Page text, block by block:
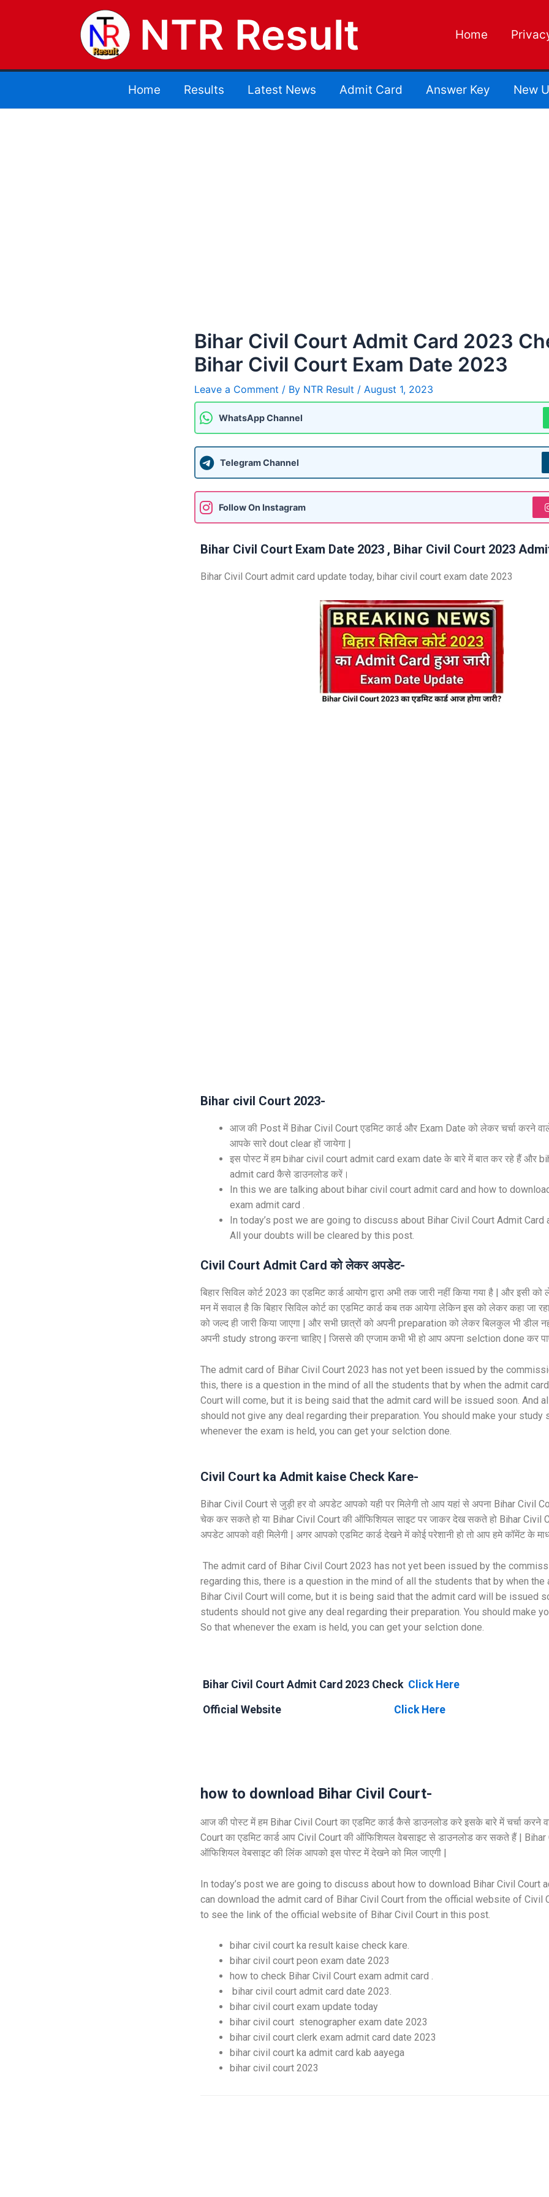
NTR Result Home
Home Results Latest News Admit Card Answer Key New
Bihar Civil Court Admit Card 2023
Bihar Civil Court Exam Date 2023
Leave a Comment / By NTR Result / August 1, 2023
WhatsApp Channel
Telegram Channel
Follow On Instagram
Bihar Civil Court Exam Date 2023 , Bihar Civil Court 2023
Bihar Civil Court admit card update today, bihar civil court exam date 2023
Bihar civil Court 2023-
आज की Post में Bihar Civil Court एडमिट कार्ड और Exam Date को लेकर चर्चा करने वाले
आपके सारे dout clear हों जायेगा |
इस पोस्ट में हम bihar civil court admit card exam date के बारे में बात कर रहे हैं और
admit card कैसे डाउनलोड करें।
In this we are talking about bihar civil court admit card and how to
exam admit card .
In today’s post we are going to discuss about Bihar Civil Court Admit Card
All your doubts will be cleared by this post.
Civil Court Admit Card को लेकर अपडेट-
बिहार सिविल कोर्ट 2023 का एडमिट कार्ड आयोग द्वारा अभी तक जारी नहीं किया गया है | और इसी
मन में सवाल है कि बिहार सिविल कोर्ट का एडमिट कार्ड कब तक आयेगा लेकिन इस को लेकर कहा जा
को जल्द ही जारी किया जाएगा | और सभी छात्रों को अपनी preparation को लेकर बिलकुल भी डील
अपनी study strong करना चाहिए | जिससे की एग्जाम कभी भी हो आप अपना selction done कर
The admit card of Bihar Civil Court 2023 has not yet been issued by the
this, there is a question in the mind of all the students that by when the admit
Court will come, but it is being said that the admit card will be issued soon. And
should not give any deal regarding their preparation. You should make your study
whenever the exam is held, you can get your selction done.
Civil Court ka Admit kaise Check Kare-
Bihar Civil Court से जुड़ी हर वो अपडेट आपको यही पर मिलेगी तो आप यहां से अपना Bihar Civil
चेक कर सकते हो या Bihar Civil Court की ऑफिशियल साइट पर जाकर देख सकते हो Bihar Civil
अपडेट आपको वही मिलेगी | अगर आपको एडमिट कार्ड देखने में कोई परेशानी हो तो आप हमे कॉमेंट के
The admit card of Bihar Civil Court 2023 has not yet been issued by the
regarding this, there is a question in the mind of all the students that by when the
Bihar Civil Court will come, but it is being said that the admit card will be issued
students should not give any deal regarding their preparation. You should make
So that whenever the exam is held, you can get your selction done.
Bihar Civil Court Admit Card 2023 Check Click Here
Official Website Click Here
how to download Bihar Civil Court-
आज की पोस्ट में हम Bihar Civil Court का एडमिट कार्ड कैसे डाउनलोड करे इसके बारे में चर्चा करने
Court का एडमिट कार्ड आप Civil Court की ऑफिशियल वेबसाइट से डाउनलोड कर सकते हैं |
ऑफिशियल वेबसाइट की लिंक आपको इस पोस्ट में देखने को मिल जाएगी |
In today’s post we are going to discuss about how to download Bihar Civil Court
can download the admit card of Bihar Civil Court from the official website of Civil
to see the link of the official website of Bihar Civil Court in this post.
bihar civil court ka result kaise check kare.
bihar civil court peon exam date 2023
how to check Bihar Civil Court exam admit card .
bihar civil court admit card date 2023.
bihar civil court exam update today
bihar civil court stenographer exam date 2023
bihar civil court clerk exam admit card date 2023
bihar civil court ka admit card kab aayega
bihar civil court 2023